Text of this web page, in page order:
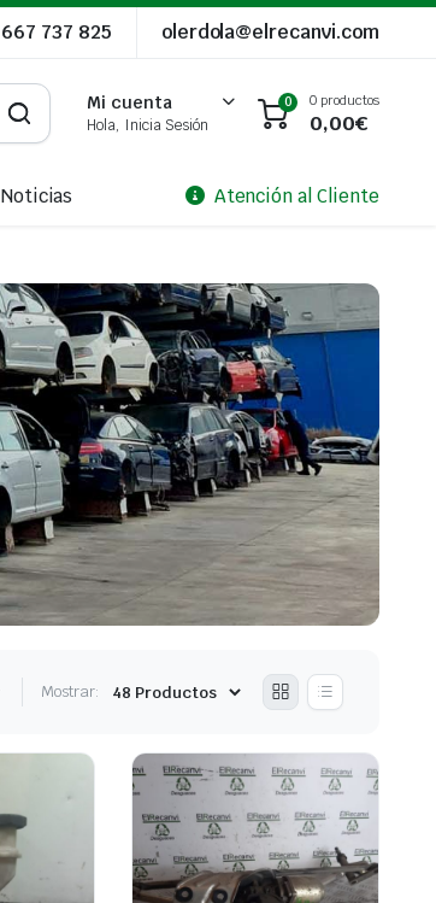
667 737 825 olerdola@elrecanvi.com
Mi cuenta
Hola, Inicia Sesión
0 0 productos
0,00€
Noticias Atención al Cliente
Mostrar: